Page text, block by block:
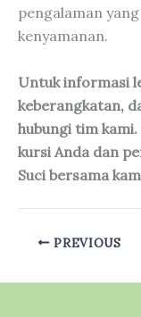
pengalaman
kenyamanan.
Untuk informasi
keberangkatan,
hubungi tim
kursi Anda dan
Suci bersama
PREVIOUS